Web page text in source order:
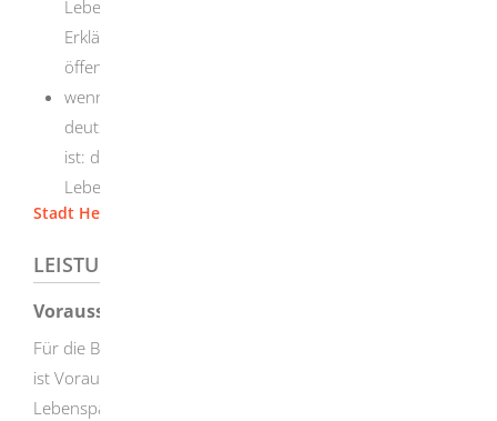
Lebenspartnerschaft erfolgt, müssen Sie die
Erklärung bei einem Notariat oder Standesamt
öffentlich beglaubigen lassen
wenn die Lebenspartnerschaft nicht in einem
deutschen Lebenspartnerschaftsregister beurkundet
ist: das Standesamt am Wohnsitz der
Lebenspartnerinnen oder Lebenspartner
Stadt Herbrechtingen
LEISTUNGSDETAILS
Voraussetzungen
Für die Bestimmung eines Lebenspartnerschaftsnamens
ist Voraussetzung, dass eine wirksam begründete
Lebenspartnerschaft besteht.